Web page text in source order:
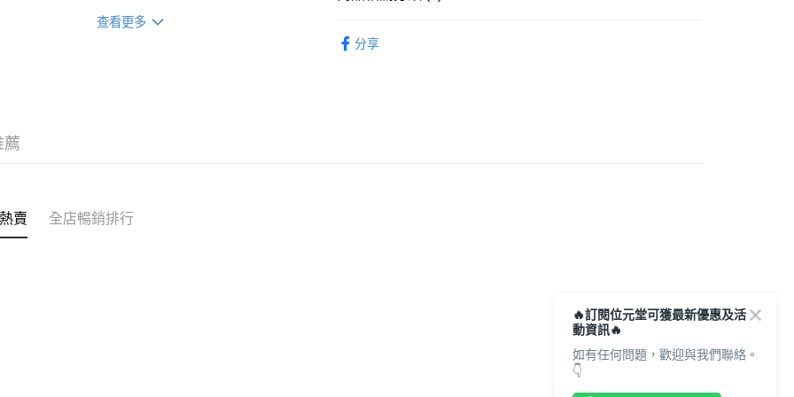
查看更多
分享
薦
賣 全店暢銷排行
🔥訂閱位元堂可獲最新優惠及活
動資訊🔥
如有任何問題，歡迎與我們聯絡。
👇